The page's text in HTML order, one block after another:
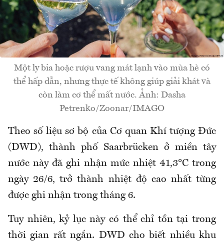
Một ly bia hoặc rượu vang mát lạnh vào mùa hè có
thể hấp dẫn, nhưng thực tế không giúp giải khát và
còn làm cơ thể mất nước. Ảnh: Dasha
Petrenko/Zoonar/IMAGO
Theo số liệu sơ bộ của Cơ quan Khí tượng Đức
(DWD), thành phố Saarbrücken ở miền tây
nước này đã ghi nhận mức nhiệt 41,3°C trong
ngày 26/6, trở thành nhiệt độ cao nhất từng
được ghi nhận trong tháng 6.
Tuy nhiên, kỷ lục này có thể chỉ tồn tại trong
thời gian rất ngắn. DWD cho biết nhiều khu